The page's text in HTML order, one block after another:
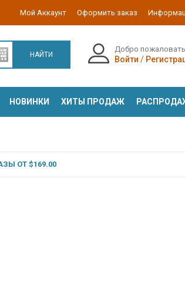
Мой Аккаунт Оформить заказ
НАЙТИ
Добро
Войти /
НОВИНКИ ХИТЫ ПРОДАЖ
ОТ $169.00